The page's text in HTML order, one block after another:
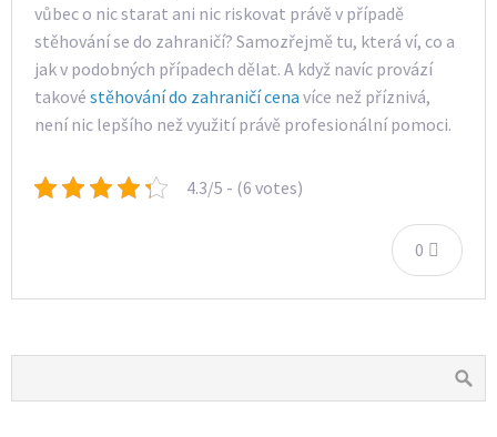
vůbec o nic starat ani nic riskovat právě v případě
stěhování se do zahraničí? Samozřejmě tu, která ví, co a
jak v podobných případech dělat. A když navíc provází
takové stěhování do zahraničí cena více než příznivá,
není nic lepšího než využití právě profesionální pomoci.
4.3/5 - (6 votes)
0